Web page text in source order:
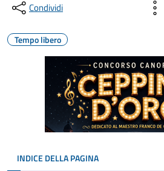
Condividi
Tempo libero
INDICE DELLA PAGINA